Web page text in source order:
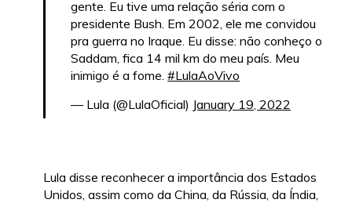
gente. Eu tive uma relação séria com o
presidente Bush. Em 2002, ele me convidou
pra guerra no Iraque. Eu disse: não conheço o
Saddam, fica 14 mil km do meu país. Meu
inimigo é a fome.#LulaAoVivo
— Lula (@LulaOficial) January 19, 2022
Lula disse reconhecer a importância dos Estados
Unidos, assim como da China, da Rússia, da Índia,